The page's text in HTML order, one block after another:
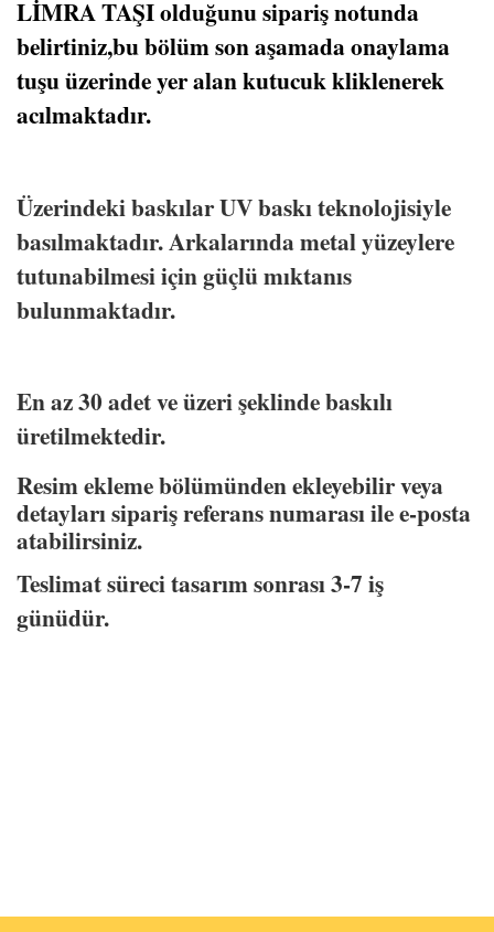
LİMRA TAŞI olduğunu sipariş notunda
belirtiniz,bu bölüm son aşamada onaylama
tuşu üzerinde yer alan kutucuk kliklenerek
acılmaktadır.
Üzerindeki baskılar UV baskı teknolojisiyle
basılmaktadır. Arkalarında metal yüzeylere
tutunabilmesi için güçlü mıktanıs
bulunmaktadır.
En az 30 adet ve üzeri şeklinde baskılı
üretilmektedir.
Resim ekleme bölümünden ekleyebilir veya
detayları sipariş referans numarası ile e-posta
atabilirsiniz.
Teslimat süreci tasarım sonrası 3-7 iş
günüdür.